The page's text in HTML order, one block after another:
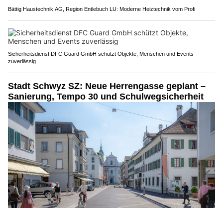
Bättig Haustechnik AG, Region Entlebuch LU: Moderne Heiztechnik vom Profi
Sicherheitsdienst DFC Guard GmbH schützt Objekte, Menschen und Events
zuverlässig
Stadt Schwyz SZ: Neue Herrengasse geplant –
Sanierung, Tempo 30 und Schulwegsicherheit